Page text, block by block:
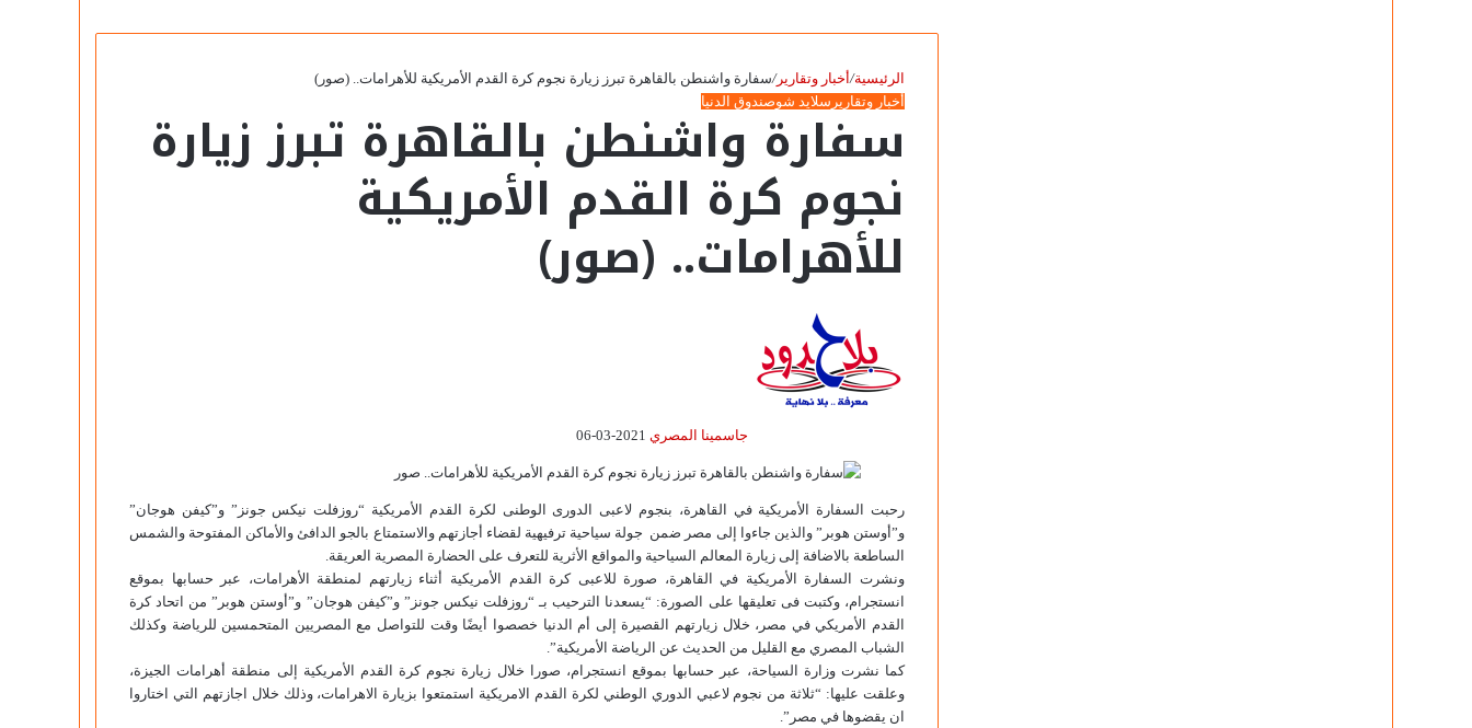
الرئيسية/أخبار وتقارير/سفارة واشنطن بالقاهرة تبرز زيارة نجوم كرة القدم الأمريكية للأهرامات.. (صور)
أخبار وتقارير سلايد شوصندوق الدنيا
سفارة واشنطن بالقاهرة تبرز زيارة
نجوم كرة القدم الأمريكية
للأهرامات.. (صور)
جاسمينا المصري 2021-03-06
رحبت السفارة الأمريكية في القاهرة، بنجوم لاعبى الدورى الوطنى لكرة القدم الأمريكية “روزفلت نيكس جونز” و”كيفن هوجان”
و”أوستن هوبر” والذين جاءوا إلى مصر ضمن جولة سياحية ترفيهية لقضاء أجازتهم والاستمتاع بالجو الدافئ والأماكن المفتوحة والشمس
الساطعة بالاضافة إلى زيارة المعالم السياحية والمواقع الأثرية للتعرف على الحضارة المصرية العريقة.
ونشرت السفارة الأمريكية في القاهرة، صورة للاعبى كرة القدم الأمريكية أثناء زيارتهم لمنطقة الأهرامات، عبر حسابها بموقع
انستجرام، وكتبت فى تعليقها على الصورة: “يسعدنا الترحيب بـ “روزفلت نيكس جونز” و”كيفن هوجان” و”أوستن هوبر” من اتحاد كرة
القدم الأمريكي في مصر، خلال زيارتهم القصيرة إلى أم الدنيا خصصوا أيضًا وقت للتواصل مع المصريين المتحمسين للرياضة وكذلك
الشباب المصري مع القليل من الحديث عن الرياضة الأمريكية”.
كما نشرت وزارة السياحة، عبر حسابها بموقع انستجرام، صورا خلال زيارة نجوم كرة القدم الأمريكية إلى منطقة أهرامات الجيزة،
وعلقت عليها: “ثلاثة من نجوم لاعبي الدوري الوطني لكرة القدم الامريكية استمتعوا بزيارة الاهرامات، وذلك خلال اجازتهم التي اختاروا
ان يقضوها في مصر”.